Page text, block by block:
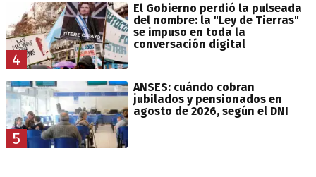
4
El Gobierno perdió la pulseada
del nombre: la "Ley de Tierras"
se impuso en toda la
conversación digital
5
ANSES: cuándo cobran
jubilados y pensionados en
agosto de 2026, según el DNI